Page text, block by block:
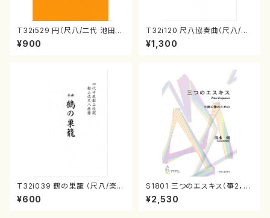
T32i529 円（尺八/二代 池田静
山/楽譜）都山流公刊楽譜曲番:2
238
¥900
T32i120 尺八協奏曲（尺八/二
代 山本邦山/尺八/都山式譜）都
山流公刊楽譜曲番:569
¥1,300
T32i039 鶴の巣籠 （尺八/楽
譜）都山no.38
¥600
S1801 三つのエスキス（箏2，1
7/清水 脩/楽譜）
¥2,530